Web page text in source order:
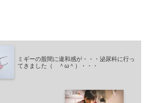
ミギーの股間に違和感が・・・泌尿科に行っ
てきました（ ＾ω＾）・・・